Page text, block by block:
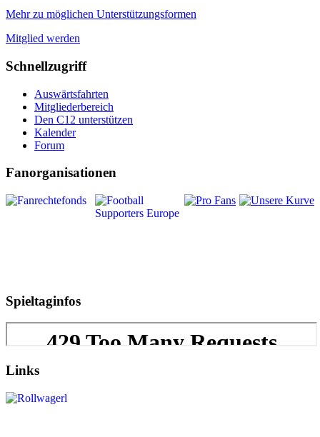
Mehr zu möglichen Unterstützungsformen
Mitglied werden
Schnellzugriff
Auswärtsfahrten
Mitgliederbereich
Den C12 unterstützen
Kalender
Forum
Fanorganisationen
Spieltaginfos
Links